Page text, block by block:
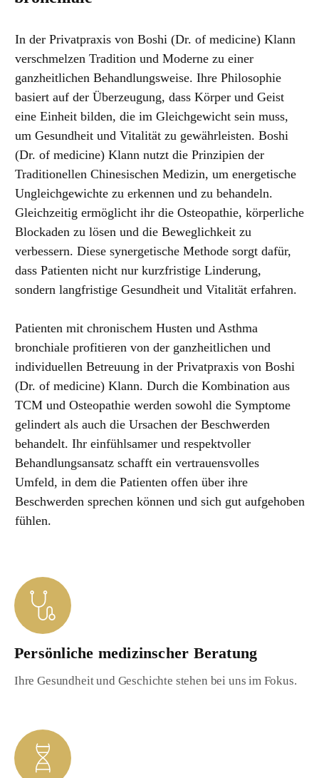
In der Privatpraxis von Boshi (Dr. of medicine) Klann
verschmelzen Tradition und Moderne zu einer
ganzheitlichen Behandlungsweise. Ihre Philosophie
basiert auf der Überzeugung, dass Körper und Geist
eine Einheit bilden, die im Gleichgewicht sein muss,
um Gesundheit und Vitalität zu gewährleisten. Boshi
(Dr. of medicine) Klann nutzt die Prinzipien der
Traditionellen Chinesischen Medizin, um energetische
Ungleichgewichte zu erkennen und zu behandeln.
Gleichzeitig ermöglicht ihr die Osteopathie, körperliche
Blockaden zu lösen und die Beweglichkeit zu
verbessern. Diese synergetische Methode sorgt dafür,
dass Patienten nicht nur kurzfristige Linderung,
sondern langfristige Gesundheit und Vitalität erfahren.
Patienten mit chronischem Husten und Asthma
bronchiale profitieren von der ganzheitlichen und
individuellen Betreuung in der Privatpraxis von Boshi
(Dr. of medicine) Klann. Durch die Kombination aus
TCM und Osteopathie werden sowohl die Symptome
gelindert als auch die Ursachen der Beschwerden
behandelt. Ihr einfühlsamer und respektvoller
Behandlungsansatz schafft ein vertrauensvolles
Umfeld, in dem die Patienten offen über ihre
Beschwerden sprechen können und sich gut aufgehoben
fühlen.
Persönliche medizinscher Beratung
Ihre Gesundheit und Geschichte stehen bei uns im Fokus.